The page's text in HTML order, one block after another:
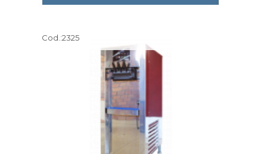
Cod.:2325